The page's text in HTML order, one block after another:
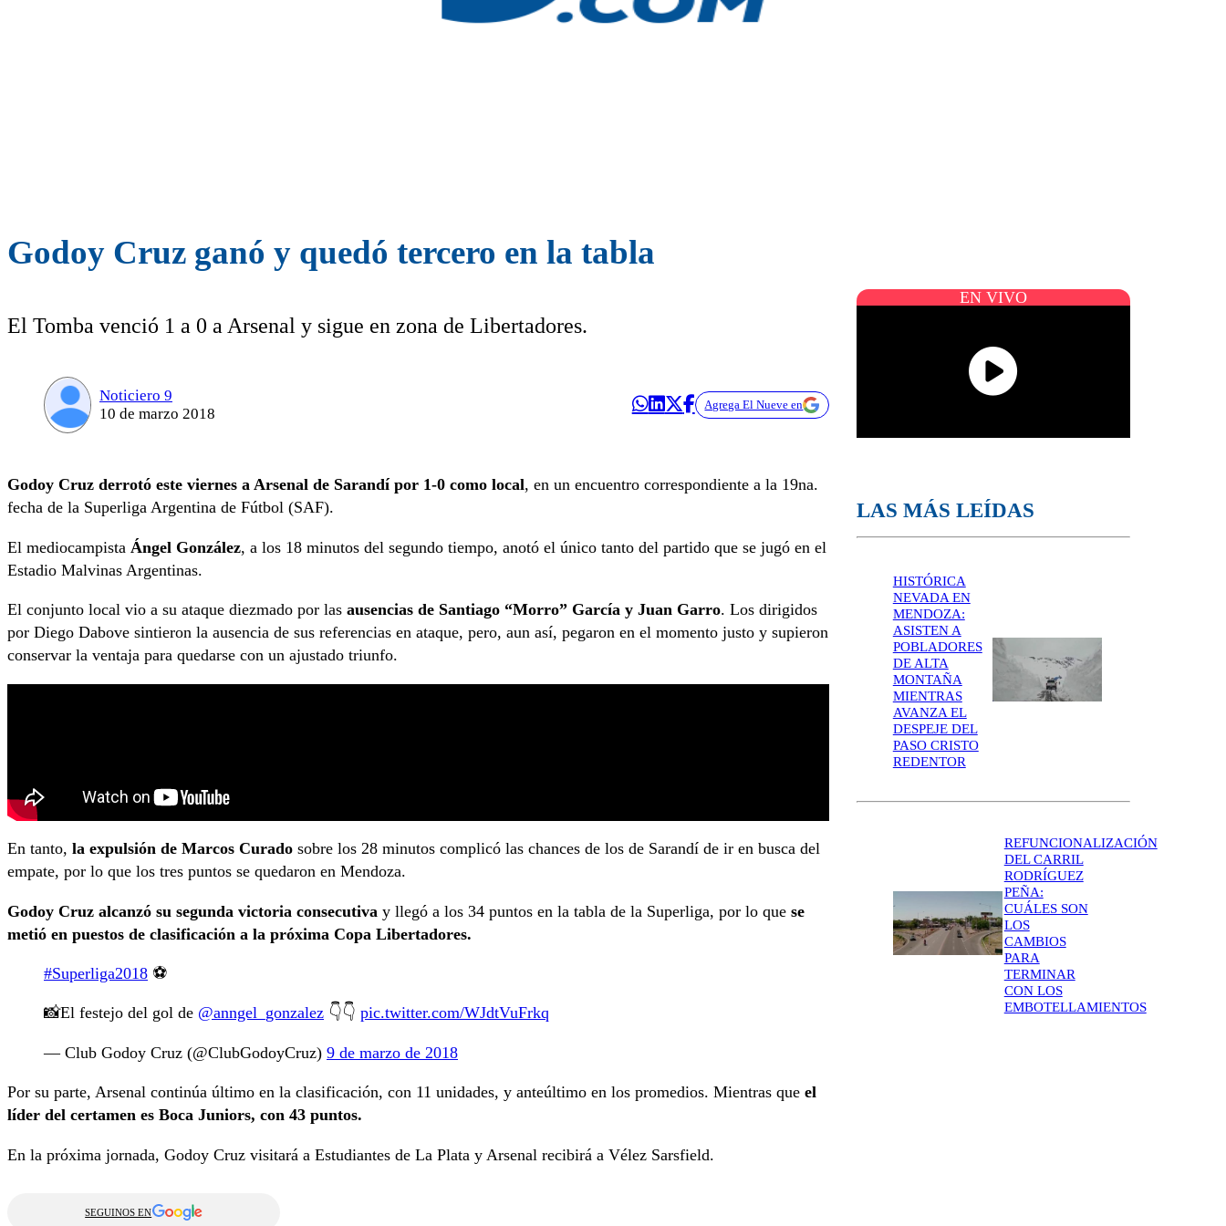
Godoy Cruz ganó y quedó tercero en la tabla
El Tomba venció 1 a 0 a Arsenal y sigue en zona de Libertadores.
Noticiero 9
10 de marzo 2018
Agrega El Nueve en
Godoy Cruz derrotó este viernes a Arsenal de Sarandí por 1-0 como local, en un encuentro correspondiente a la 19na.
fecha de la Superliga Argentina de Fútbol (SAF).
El mediocampista Ángel González, a los 18 minutos del segundo tiempo, anotó el único tanto del partido que se jugó en el
Estadio Malvinas Argentinas.
El conjunto local vio a su ataque diezmado por las ausencias de Santiago “Morro” García y Juan Garro. Los dirigidos
por Diego Dabove sintieron la ausencia de sus referencias en ataque, pero, aun así, pegaron en el momento justo y supieron
conservar la ventaja para quedarse con un ajustado triunfo.
En tanto, la expulsión de Marcos Curado sobre los 28 minutos complicó las chances de los de Sarandí de ir en busca del
empate, por lo que los tres puntos se quedaron en Mendoza.
Godoy Cruz alcanzó su segunda victoria consecutiva y llegó a los 34 puntos en la tabla de la Superliga, por lo que se
metió en puestos de clasificación a la próxima Copa Libertadores.
#Superliga2018 ⚽️
📸El festejo del gol de @anngel_gonzalez 👇👇 pic.twitter.com/WJdtVuFrkq
— Club Godoy Cruz (@ClubGodoyCruz) 9 de marzo de 2018
Por su parte, Arsenal continúa último en la clasificación, con 11 unidades, y anteúltimo en los promedios. Mientras que el
líder del certamen es Boca Juniors, con 43 puntos.
En la próxima jornada, Godoy Cruz visitará a Estudiantes de La Plata y Arsenal recibirá a Vélez Sarsfield.
SEGUINOS EN
EN VIVO
LAS MÁS LEÍDAS
HISTÓRICA
NEVADA EN
MENDOZA:
ASISTEN A
POBLADORES
DE ALTA
MONTAÑA
MIENTRAS
AVANZA EL
DESPEJE DEL
PASO CRISTO
REDENTOR
REFUNCIONALIZACIÓN
DEL CARRIL
RODRÍGUEZ
PEÑA:
CUÁLES SON
LOS
CAMBIOS
PARA
TERMINAR
CON LOS
EMBOTELLAMIENTOS